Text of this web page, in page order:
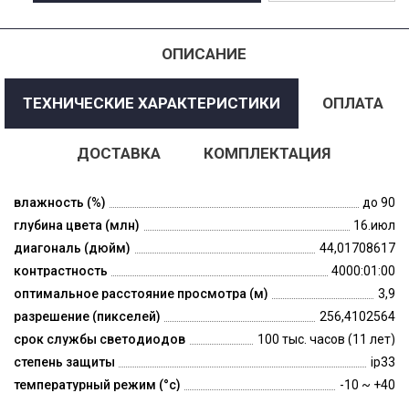
ОПИСАНИЕ
ТЕХНИЧЕСКИЕ ХАРАКТЕРИСТИКИ ОПЛАТА
ДОСТАВКА КОМПЛЕКТАЦИЯ
влажность (%)
до 90
глубина цвета (млн)
16.июл
диагональ (дюйм)
44,01708617
контрастность
4000:01:00
оптимальное расстояние просмотра (м)
3,9
разрешение (пикселей)
256,4102564
срок службы светодиодов
100 тыс. часов (11 лет)
степень защиты
ip33
температурный режим (°c)
-10 ~ +40